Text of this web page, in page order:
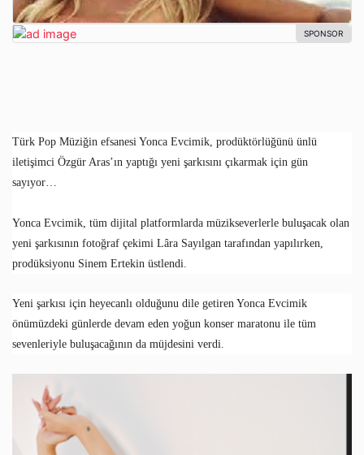
Türk Pop Müziğin efsanesi Yonca Evcimik, prodüktörlüğünü ünlü
iletişimci Özgür Aras’ın yaptığı yeni şarkısını çıkarmak için gün
sayıyor…
Yonca Evcimik, tüm dijital platformlarda müzikseverlerle buluşacak olan
yeni şarkısının fotoğraf çekimi Lâra Sayılgan tarafından yapılırken,
prodüksiyonu Sinem Ertekin üstlendi.
Yeni şarkısı için heyecanlı olduğunu dile getiren Yonca Evcimik
önümüzdeki günlerde devam eden yoğun konser maratonu ile tüm
sevenleriyle buluşacağının da müjdesini verdi.